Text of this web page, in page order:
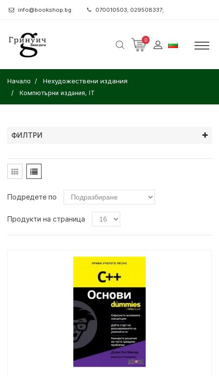
info@bookshop.bg 070010503; 029508337;
0
Начало Нехудожествени издания
Компютърни издания, IT
ФИЛТРИ
Подредете по
Продукти на страница